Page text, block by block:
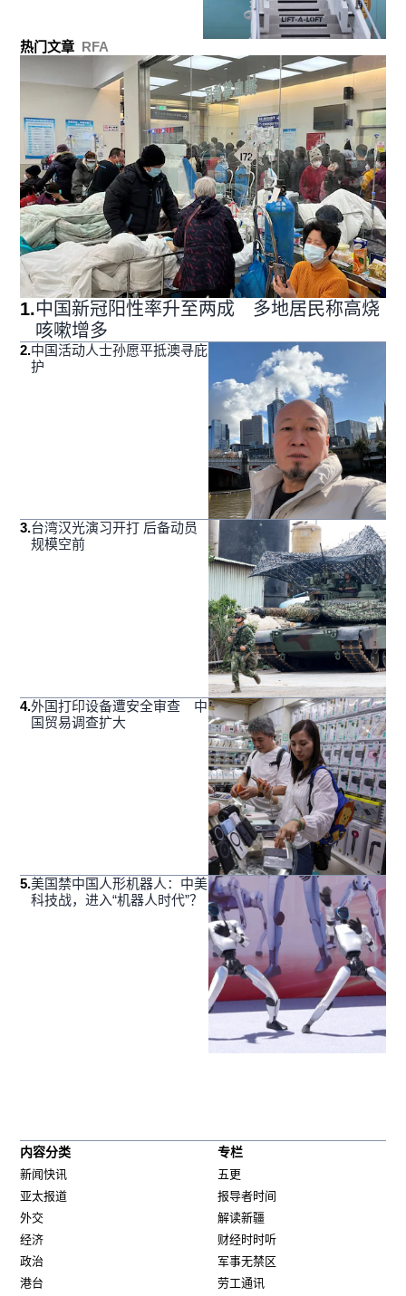
热门文章 RFA
1.中国新冠阳性率升至两成 多地居民称高烧
咳嗽增多
2.中国活动人士孙愿平抵澳寻庇
护
3.台湾汉光演习开打 后备动员
规模空前
4.外国打印设备遭安全审查 中
国贸易调查扩大
5.美国禁中国人形机器人：中美
科技战，进入“机器人时代”？
内容分类
新闻快讯
亚太报道
外交
经济
政治
港台
专栏
五更
报导者时间
解读新疆
财经时时听
军事无禁区
劳工通讯